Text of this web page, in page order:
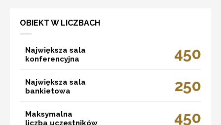
OBIEKT W LICZBACH
Największa sala
konferencyjna
450
Największa sala
bankietowa
250
Maksymalna
liczba uczestników
450